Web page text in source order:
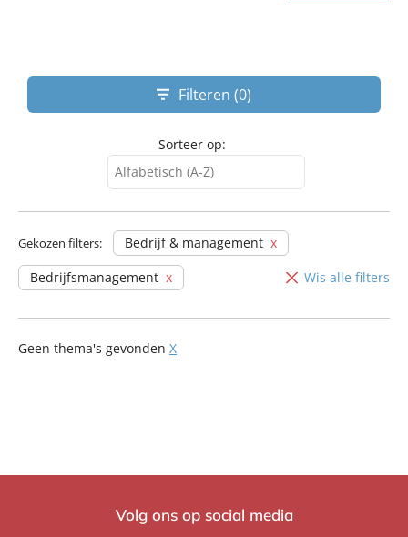
Filteren (0)
Sorteer op:
Alfabetisch (A-Z)
Alfabetisch (Z-A)
Gekozen filters:
Bedrijf & management
Bedrijfsmanagement
Wis alle filters
Geen thema's gevonden X
Volg ons op social media